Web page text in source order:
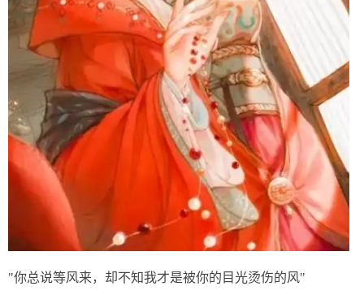
"你总说等风来，却不知我才是被你的目光烫伤的风"